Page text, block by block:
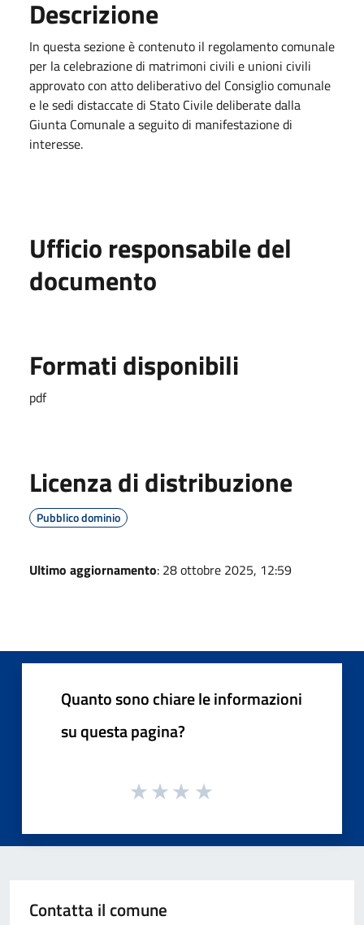
Descrizione
In questa sezione è contenuto il regolamento comunale
per la celebrazione di matrimoni civili e unioni civili
approvato con atto deliberativo del Consiglio comunale
e le sedi distaccate di Stato Civile deliberate dalla
Giunta Comunale a seguito di manifestazione di
interesse.
Ufficio responsabile del
documento
Formati disponibili
pdf
Licenza di distribuzione
Pubblico dominio
Ultimo aggiornamento: 28 ottobre 2025, 12:59
Quanto sono chiare le informazioni
su questa pagina?
Contatta il comune